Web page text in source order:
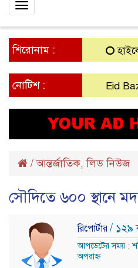
Toggle
শিরোনাম :
নোটিশ : Eid Bazar
/আন্তর্জাতিক,লিড নিউজ
সৌদিতে ৬০০ স্থানে
রিপোর্টার/ ১২৯
আপডেটের সময় :
অপরাহ্ন